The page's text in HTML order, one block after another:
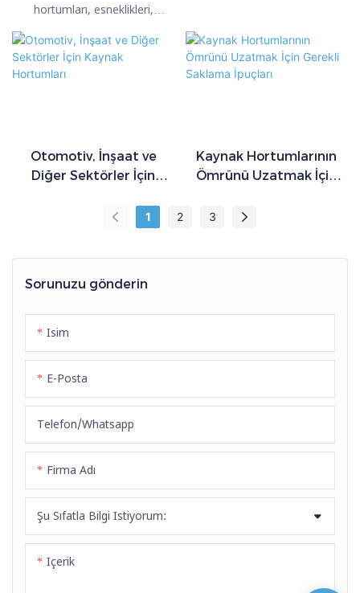
Sorunuzu gönderin
Isim
E-Posta
Telefon/whatsapp
Firma Adı
Şu Sıfatla Bilgi Istiyorum:
Içerik
hortumları, esneklikleri,
kompakt yapıları ve güvenilir
basınç performansları
nedeniyle demiryolu bakım
çalışmanın gerekli olduğu mobil
ekipmanlardaki hidrolik
Otomotiv, İnşaat ve
Diğer Sektörler İçin
Kaynak Hortumlarının
Ömrünü Uzatmak İçin
1 2 3